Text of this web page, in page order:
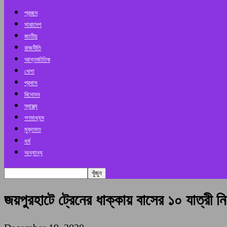
প্রচ্ছদ
সারাদেশ
জাতীয়
রাজনীতি
আন্তর্জাতিক
খেলা
প্রবাস
বিনোদন
স্বাস্থ্য
গণমাধ্যম
মুক্তমত
ধর্ম
অন্যান্য
জয়পুরহাটে ট্রেনের ধাক্কায় বাসের ১০ যাত্রী